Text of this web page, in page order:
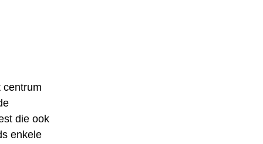
centrum
die ook
enkele